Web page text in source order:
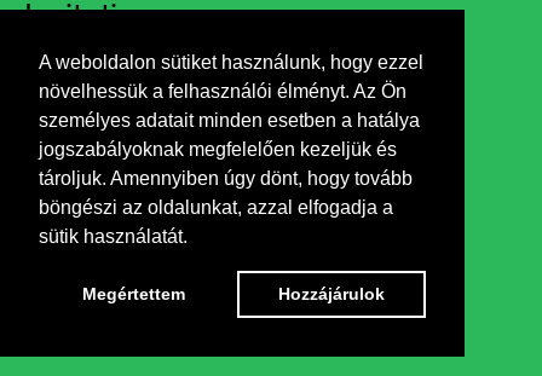
A weboldalon sütiket használunk, hogy ezzel
növelhessük a felhasználói élményt. Az Ön
személyes adatait minden esetben a hatálya
jogszabályoknak megfelelően kezeljük és
tároljuk. Amennyiben úgy dönt, hogy tovább
böngészi az oldalunkat, azzal elfogadja a
sütik használatát.
Megértettem Hozzájárulok
Invitation
Opening by László Beke art historian
Connecting programs:
Talk with the artists - 28 May at 11 am
Living literature - 25 May at 6 pm
Finissage – 8 June at 5 pm